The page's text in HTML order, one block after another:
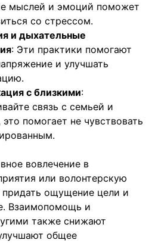
мыслей и эмоций поможет
со стрессом.
и дыхательные
: Эти практики помогают
и улучшать
с близкими:
связь с семьей и
помогает не чувствовать
вовлечение в
или волонтерскую
ощущение цели и
Взаимопомощь и
также снижают
общее